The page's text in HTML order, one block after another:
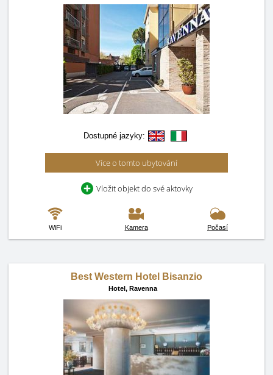
Dostupné jazyky:
Více o tomto ubytování
Vložit objekt do své aktovky
WiFi Kamera Počasí
Best Western Hotel Bisanzio
Hotel, Ravenna